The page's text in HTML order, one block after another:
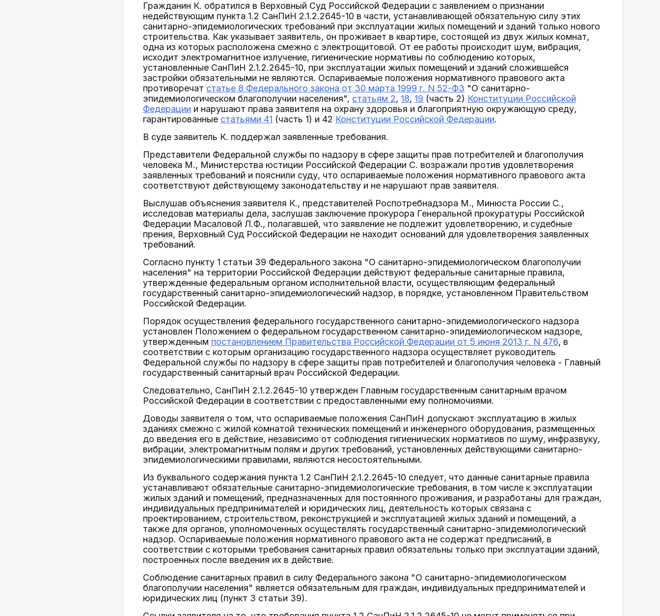
Гражданин К. обратился в Верховный Суд Российской Федерации с заявлением о признании
недействующим пункта 1.2 СанПиН 2.1.2.2645-10 в части, устанавливающей обязательную силу этих
санитарно-эпидемиологических требований при эксплуатации жилых помещений и зданий только нового
строительства. Как указывает заявитель, он проживает в квартире, состоящей из двух жилых комнат,
одна из которых расположена смежно с электрощитовой. От ее работы происходит шум, вибрация,
исходит электромагнитное излучение, гигиенические нормативы по соблюдению которых,
установленные СанПиН 2.1.2.2645-10, при эксплуатации жилых помещений и зданий сложившейся
застройки обязательными не являются. Оспариваемые положения нормативного правового акта
противоречат статье 8 Федерального закона от 30 марта 1999 г. N 52-ФЗ "О санитарно-
эпидемиологическом благополучии населения", статьям 2, 18, 19 (часть 2) Конституции Российской
Федерации и нарушают права заявителя на охрану здоровья и благоприятную окружающую среду,
гарантированные статьями 41 (часть 1) и 42 Конституции Российской Федерации.
В суде заявитель К. поддержал заявленные требования.
Представители Федеральной службы по надзору в сфере защиты прав потребителей и благополучия
человека М., Министерства юстиции Российской Федерации С. возражали против удовлетворения
заявленных требований и пояснили суду, что оспариваемые положения нормативного правового акта
соответствуют действующему законодательству и не нарушают прав заявителя.
Выслушав объяснения заявителя К., представителей Роспотребнадзора М., Минюста России С.,
исследовав материалы дела, заслушав заключение прокурора Генеральной прокуратуры Российской
Федерации Масаловой Л.Ф., полагавшей, что заявление не подлежит удовлетворению, и судебные
прения, Верховный Суд Российской Федерации не находит оснований для удовлетворения заявленных
требований.
Согласно пункту 1 статьи 39 Федерального закона "О санитарно-эпидемиологическом благополучии
населения" на территории Российской Федерации действуют федеральные санитарные правила,
утвержденные федеральным органом исполнительной власти, осуществляющим федеральный
государственный санитарно-эпидемиологический надзор, в порядке, установленном Правительством
Российской Федерации.
Порядок осуществления федерального государственного санитарно-эпидемиологического надзора
установлен Положением о федеральном государственном санитарно-эпидемиологическом надзоре,
утвержденным постановлением Правительства Российской Федерации от 5 июня 2013 г. N 476, в
соответствии с которым организацию государственного надзора осуществляет руководитель
Федеральной службы по надзору в сфере защиты прав потребителей и благополучия человека - Главный
государственный санитарный врач Российской Федерации.
Следовательно, СанПиН 2.1.2.2645-10 утвержден Главным государственным санитарным врачом
Российской Федерации в соответствии с предоставленными ему полномочиями.
Доводы заявителя о том, что оспариваемые положения СанПиН допускают эксплуатацию в жилых
зданиях смежно с жилой комнатой технических помещений и инженерного оборудования, размещенных
до введения его в действие, независимо от соблюдения гигиенических нормативов по шуму, инфразвуку,
вибрации, электромагнитным полям и других требований, установленных действующими санитарно-
эпидемиологическими правилами, являются несостоятельными.
Из буквального содержания пункта 1.2 СанПиН 2.1.2.2645-10 следует, что данные санитарные правила
устанавливают обязательные санитарно-эпидемиологические требования, в том числе к эксплуатации
жилых зданий и помещений, предназначенных для постоянного проживания, и разработаны для граждан,
индивидуальных предпринимателей и юридических лиц, деятельность которых связана с
проектированием, строительством, реконструкцией и эксплуатацией жилых зданий и помещений, а
также для органов, уполномоченных осуществлять государственный санитарно-эпидемиологический
надзор. Оспариваемые положения нормативного правового акта не содержат предписаний, в
соответствии с которыми требования санитарных правил обязательны только при эксплуатации зданий,
построенных после введения их в действие.
Соблюдение санитарных правил в силу Федерального закона "О санитарно-эпидемиологическом
благополучии населения" является обязательным для граждан, индивидуальных предпринимателей и
юридических лиц (пункт 3 статьи 39).